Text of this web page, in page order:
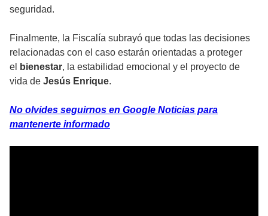
seguridad.
Finalmente, la Fiscalía subrayó que todas las decisiones
relacionadas con el caso estarán orientadas a proteger
el
bienestar, la estabilidad emocional y el proyecto de
vida de Jesús Enrique.
No olvides seguirnos en Google Noticias para
mantenerte informado